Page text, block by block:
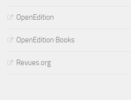
OpenEdition
OpenEdition Books
Revues.org